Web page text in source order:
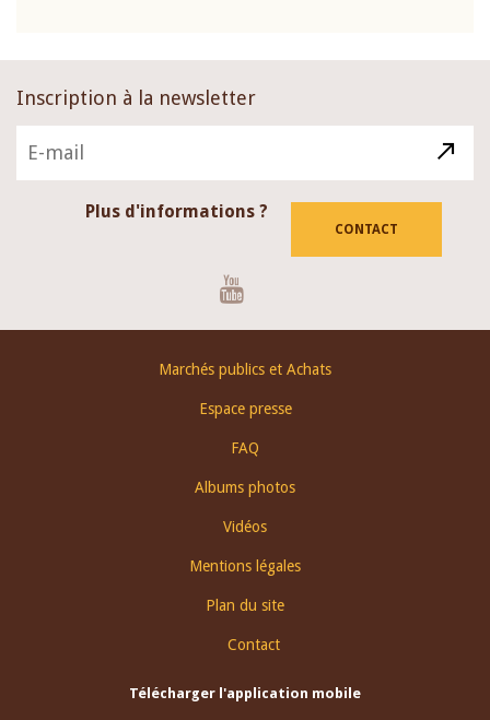
Inscription à la newsletter
Plus d'informations ?
CONTACT
Marchés publics et Achats
Espace presse
FAQ
Albums photos
Vidéos
Mentions légales
Plan du site
Contact
Télécharger l'application mobile